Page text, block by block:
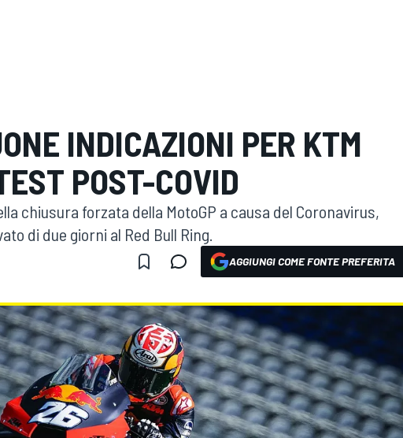
INDICAZIONI PER KTM
POST-COVID
chiusura forzata della MotoGP a causa del Coronavirus,
di due giorni al Red Bull Ring.
AGGIUNGI COME FONTE PREFERITA